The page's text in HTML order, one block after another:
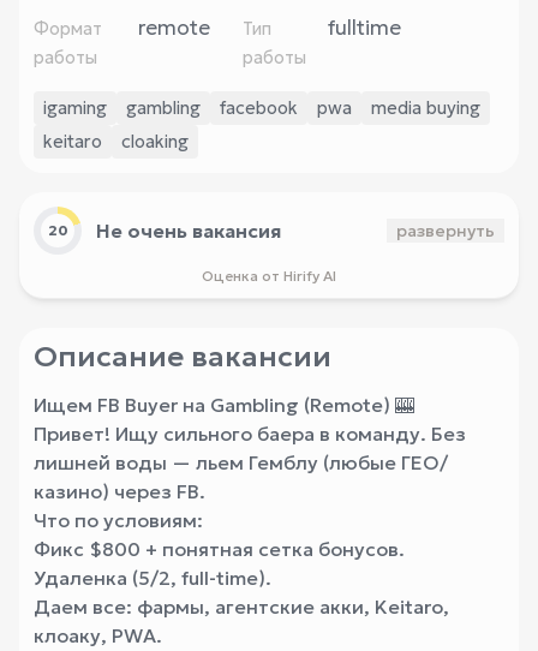
Формат
работы
remote
Тип
работы
fulltime
igaming gambling facebook pwa
media buying
keitaro
cloaking
20 Не очень вакансия развернуть
Оценка от Hirify AI
Описание вакансии
Ищем FB Buyer на Gambling (Remote) 🎰
Привет! Ищу сильного баера в команду. Без
лишней воды — льем Гемблу (любые ГЕО/
казино) через FB.
Что по условиям:
Фикс $800 + понятная сетка бонусов.
Удаленка (5/2, full-time).
Даем все: фармы, агентские акки, Keitaro,
клоаку, PWA.